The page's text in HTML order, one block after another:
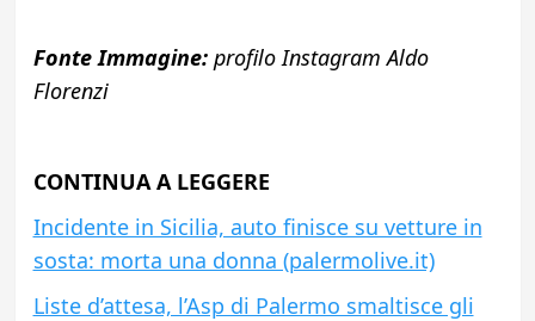
Fonte Immagine:profilo Instagram Aldo
Florenzi
CONTINUA A LEGGERE
Incidente in Sicilia, auto finisce su vetture in
sosta: morta una donna (palermolive.it)
Liste d’attesa, l’Asp di Palermo smaltisce gli